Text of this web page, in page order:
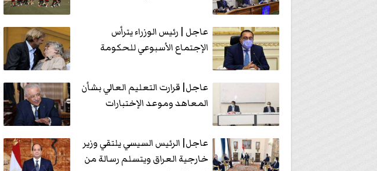
عاجل | رئيس الوزراء يترأس
الإجتماع الأسبوعي للحكومة
عاجل| قرارت التعليم العالي بشأن
المعاهد وموعد الإختبارات
عاجل| الرئيس السيسي يلتقي وزير
خارجية العراق ويتسلم رسالة من